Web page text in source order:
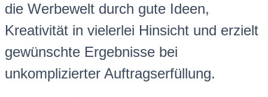
die Werbewelt durch gute Ideen,
Kreativität in vielerlei Hinsicht und erzielt
gewünschte Ergebnisse bei
unkomplizierter Auftragserfüllung.